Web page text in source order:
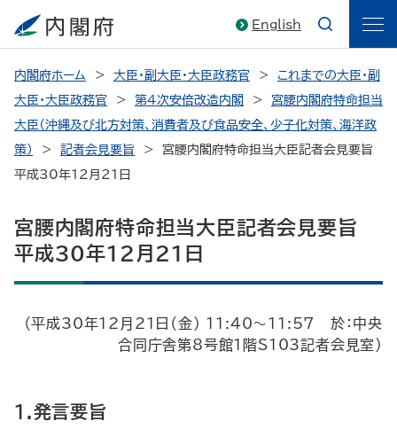
English
内閣府ホーム 大臣・副大臣・大臣政務官
これまでの大臣・副
大臣・大臣政務官
第4次安倍改造内閣
宮腰内閣府特命担当
大臣（沖縄及び北方対策、消費者及び食品安全、少子化対策、海洋政
策）
記者会見要旨
宮腰内閣府特命担当大臣記者会見要旨
平成30年12月21日
宮腰内閣府特命担当大臣記者会見要旨
平成30年12月21日
（平成30年12月21日（金） 11:40～11:57 於：中央
合同庁舎第8号館1階S103記者会見室）
1.発言要旨